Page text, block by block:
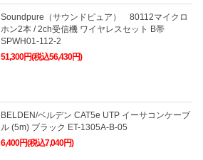
Soundpure（サウンドピュア） 80112マイクロ
ホン2本 / 2ch受信機 ワイヤレスセット B帯
SPWH01-112-2
51,300円(税込56,430円)
BELDEN/ベルデン CAT5e UTP イーサコンケーブ
ル (5m) ブラック ET-1305A-B-05
6,400円(税込7,040円)